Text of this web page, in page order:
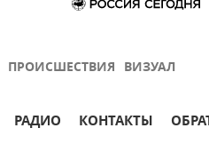
ПРОИСШЕСТВИЯ ВИЗУАЛ
РАДИО КОНТАКТЫ